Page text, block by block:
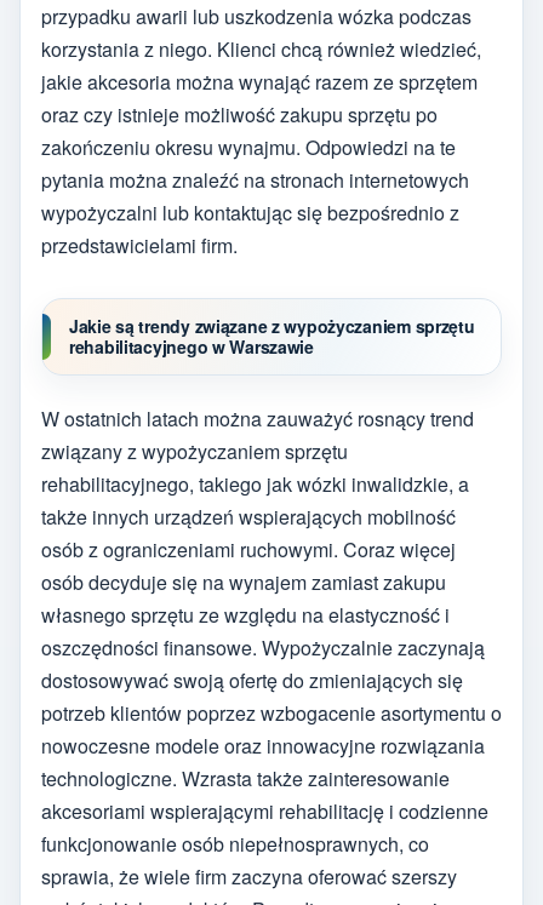
przypadku awarii lub uszkodzenia wózka podczas
korzystania z niego. Klienci chcą również wiedzieć,
jakie akcesoria można wynająć razem ze sprzętem
oraz czy istnieje możliwość zakupu sprzętu po
zakończeniu okresu wynajmu. Odpowiedzi na te
pytania można znaleźć na stronach internetowych
wypożyczalni lub kontaktując się bezpośrednio z
przedstawicielami firm.
Jakie są trendy związane z wypożyczaniem sprzętu
rehabilitacyjnego w Warszawie
W ostatnich latach można zauważyć rosnący trend
związany z wypożyczaniem sprzętu
rehabilitacyjnego, takiego jak wózki inwalidzkie, a
także innych urządzeń wspierających mobilność
osób z ograniczeniami ruchowymi. Coraz więcej
osób decyduje się na wynajem zamiast zakupu
własnego sprzętu ze względu na elastyczność i
oszczędności finansowe. Wypożyczalnie zaczynają
dostosowywać swoją ofertę do zmieniających się
potrzeb klientów poprzez wzbogacenie asortymentu o
nowoczesne modele oraz innowacyjne rozwiązania
technologiczne. Wzrasta także zainteresowanie
akcesoriami wspierającymi rehabilitację i codzienne
funkcjonowanie osób niepełnosprawnych, co
sprawia, że wiele firm zaczyna oferować szerszy